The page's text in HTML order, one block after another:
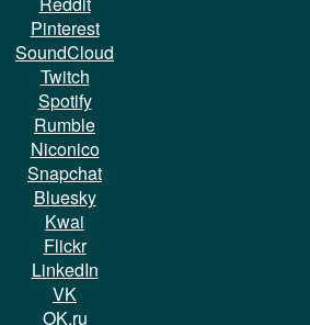
Pinterest
SoundCloud
Twitch
Spotify
Rumble
Niconico
Snapchat
Bluesky
Kwai
Flickr
LinkedIn
VK
OK.ru